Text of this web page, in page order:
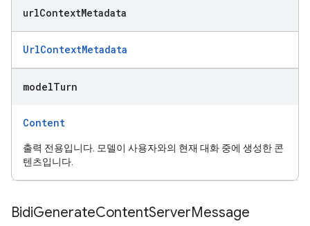
urlContextMetadata
UrlContextMetadata
modelTurn
Content
출력 전용입니다. 모델이 사용자와의 현재 대화 중에 생성한 콘
텐츠입니다.
BidiGenerateContentServerMessage